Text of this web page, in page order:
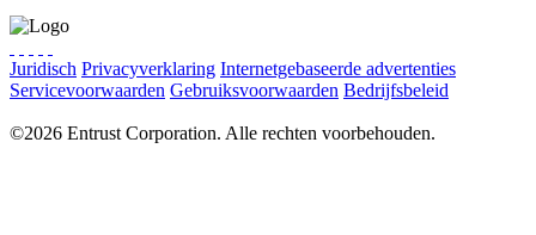
Juridisch Privacyverklaring Internetgebaseerde advertenties
Servicevoorwaarden Gebruiksvoorwaarden Bedrijfsbeleid
©2026 Entrust Corporation. Alle rechten voorbehouden.